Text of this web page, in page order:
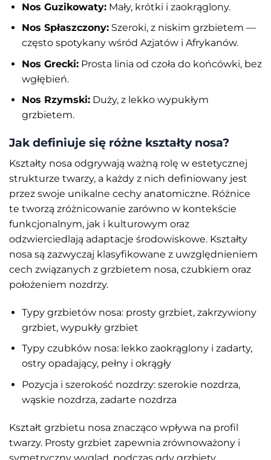
Nos Guzikowaty:Mały, krótki i zaokrąglony.
Nos Spłaszczony:Szeroki, z niskim grzbietem —
często spotykany wśród Azjatów i Afrykanów.
Nos Grecki:Prosta linia od czoła do końcówki, bez
wgłębień.
Nos Rzymski:Duży, z lekko wypukłym
grzbietem.
Jak definiuje się różne kształty nosa?
Kształty nosa odgrywają ważną rolę w estetycznej
strukturze twarzy, a każdy z nich definiowany jest
przez swoje unikalne cechy anatomiczne. Różnice
te tworzą zróżnicowanie zarówno w kontekście
funkcjonalnym, jak i kulturowym oraz
odzwierciedlają adaptacje środowiskowe. Kształty
nosa są zazwyczaj klasyfikowane z uwzględnieniem
cech związanych z grzbietem nosa, czubkiem oraz
położeniem nozdrzy.
Typy grzbietów nosa: prosty grzbiet, zakrzywiony
grzbiet, wypukły grzbiet
Typy czubków nosa: lekko zaokrąglony i zadarty,
ostry opadający, pełny i okrągły
Pozycja i szerokość nozdrzy: szerokie nozdrza,
wąskie nozdrza, zadarte nozdrza
Kształt grzbietu nosa znacząco wpływa na profil
twarzy. Prosty grzbiet zapewnia zrównoważony i
symetryczny wygląd, podczas gdy grzbiety